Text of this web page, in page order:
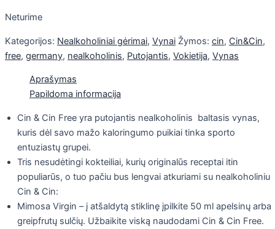
Neturime
Kategorijos: Nealkoholiniai gėrimai, Vynai Žymos: cin, Cin&Cin,
free, germany, nealkoholinis, Putojantis, Vokietija, Vynas
Aprašymas
Papildoma informacija
Cin & Cin Free yra putojantis nealkoholinis baltasis vynas,
kuris dėl savo mažo kaloringumo puikiai tinka sporto
entuziastų grupei.
Tris nesudėtingi kokteiliai, kurių originalūs receptai itin
populiarūs, o tuo pačiu bus lengvai atkuriami su nealkoholiniu
Cin & Cin:
Mimosa Virgin – į atšaldytą stiklinę įpilkite 50 ml apelsinų arba
greipfrutų sulčių. Užbaikite viską naudodami Cin & Cin Free.